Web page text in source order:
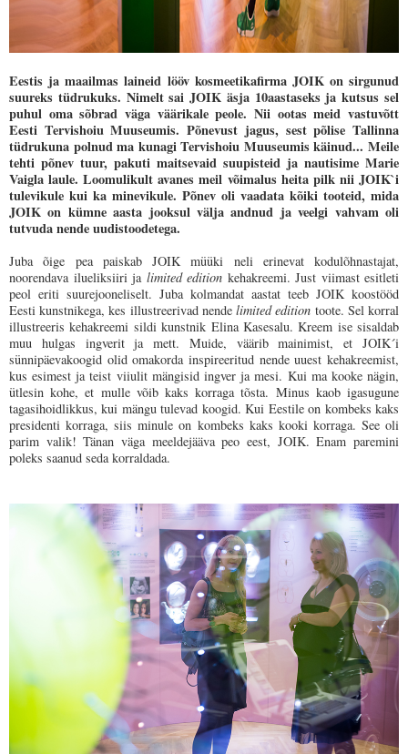
Eestis ja maailmas laineid lööv kosmeetikafirma JOIK on sirgunud
suureks tüdrukuks. Nimelt sai JOIK äsja 10aastaseks ja kutsus sel
puhul oma sõbrad väga väärikale peole. Nii ootas meid vastuvõtt
Eesti Tervishoiu Muuseumis. Põnevust jagus, sest põlise Tallinna
tüdrukuna polnud ma kunagi Tervishoiu Muuseumis käinud... Meile
tehti põnev tuur, pakuti maitsevaid suupisteid ja nautisime Marie
Vaigla laule. Loomulikult avanes meil võimalus heita pilk nii JOIK`i
tulevikule kui ka minevikule. Põnev oli vaadata kõiki tooteid, mida
JOIK on kümne aasta jooksul välja andnud ja veelgi vahvam oli
tutvuda nende uudistoodetega.
Juba õige pea paiskab JOIK müüki neli erinevat kodulõhnastajat,
noorendava ilueliksiiri ja limited edition kehakreemi. Just viimast esitleti
peol eriti suurejooneliselt. Juba kolmandat aastat teeb JOIK koostööd
Eesti kunstnikega, kes illustreerivad nendelimited edition toote. Sel korral
illustreeris kehakreemi sildi kunstnik Elina Kasesalu. Kreem ise sisaldab
muu hulgas ingverit ja mett. Muide, väärib mainimist, et JOIK´i
sünnipäevakoogid olid omakorda inspireeritud nende uuest kehakreemist,
kus esimest ja teist viiulit mängisid ingver ja mesi. Kui ma kooke nägin,
ütlesin kohe, et mulle võib kaks korraga tõsta. Minus kaob igasugune
tagasihoidlikkus, kui mängu tulevad koogid. Kui Eestile on kombeks kaks
presidenti korraga, siis minule on kombeks kaks kooki korraga. See oli
parim valik! Tänan väga meeldejääva peo eest, JOIK. Enam paremini
poleks saanud seda korraldada.